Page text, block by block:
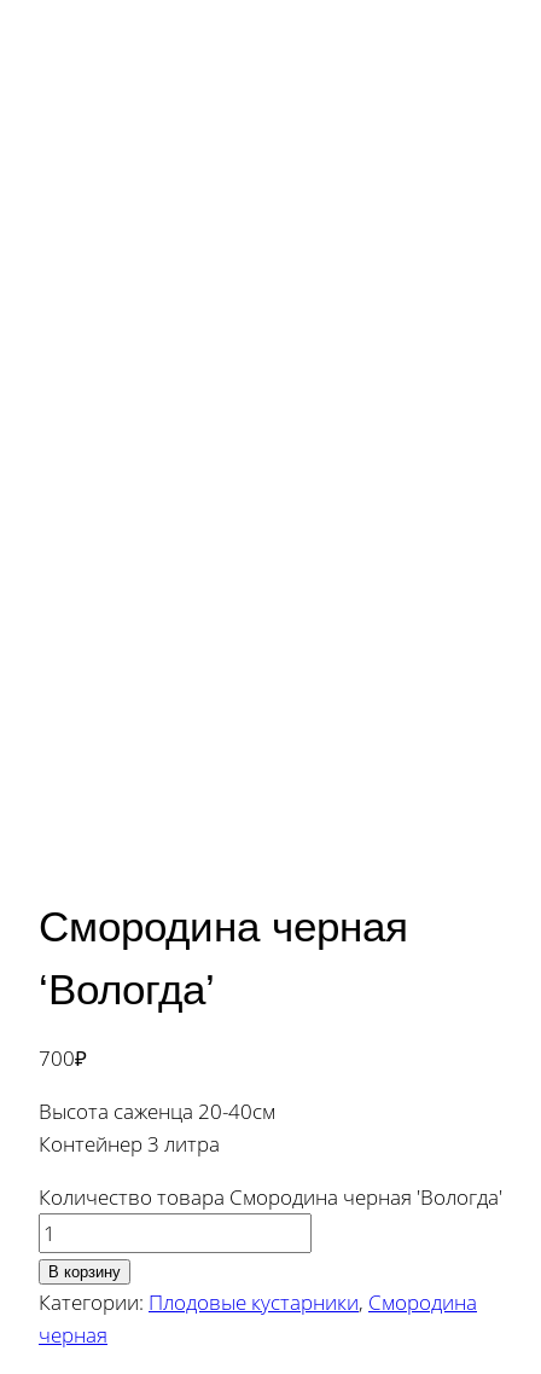
Смородина черная
‘Вологда’
700₽
Высота саженца 20-40см
Контейнер 3 литра
Количество товара Смородина черная 'Вологда'
В корзину
Категории: Плодовые кустарники, Смородина
черная